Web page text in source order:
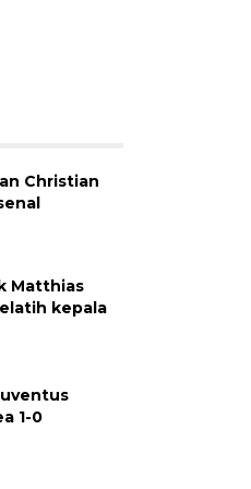
Christian
Matthias
kepala
1-0